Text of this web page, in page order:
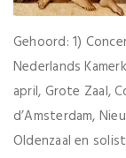
Gehoord: 1)
Nederlands
april, Grote Zaal,
d’Amsterdam,
Oldenzaal en